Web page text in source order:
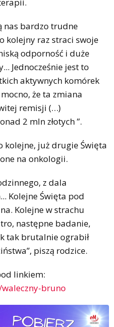
nas bardzo trudne
kolejny raz straci swoje
odporność i duże
Jednocześnie jest to
aktywnych komórek
że ta zmiana
remisji (…)
2 mln złotych ”.
kolejne, już drugie Święta
na onkologii.
z dala
Kolejne Święta pod
Kolejne w strachu
następne badanie,
tak brutalnie ograbił
piszą rodzice.
linkiem:
bruno